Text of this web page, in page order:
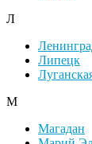
Л
Липецк
М
Магадан